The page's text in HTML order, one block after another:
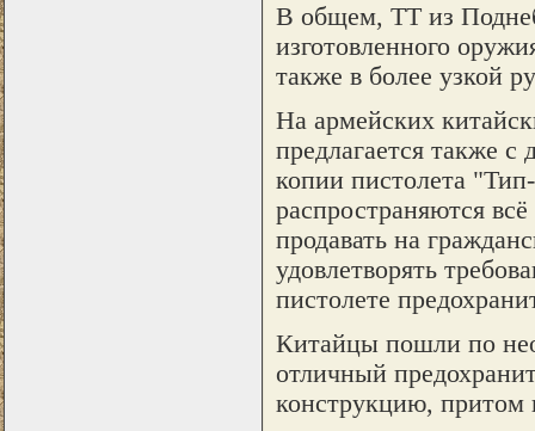
В общем, ТТ из
изготовленного
также в более узкой
На армейских
предлагается также
копии пистолета
распространяются
продавать на
удовлетворять
пистолете
Китайцы пошли по
отличный
конструкцию, притом